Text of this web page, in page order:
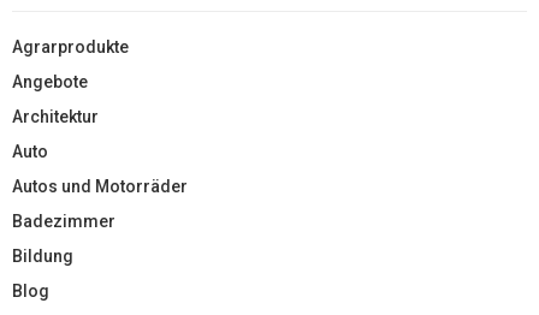
Agrarprodukte
Angebote
Architektur
Auto
Autos und Motorräder
Badezimmer
Bildung
Blog